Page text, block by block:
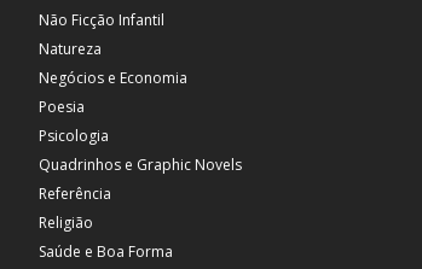
Não Ficção Infantil
Natureza
Negócios e Economia
Poesia
Psicologia
Quadrinhos e Graphic Novels
Referência
Religião
Saúde e Boa Forma